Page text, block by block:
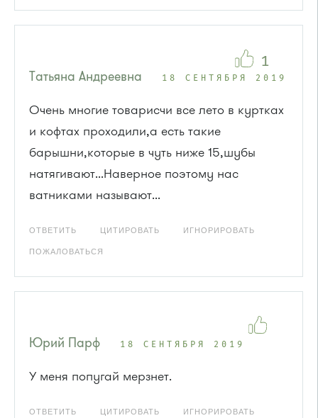
Татьяна Андреевна 18 СЕНТЯБРЯ 2019
Очень многие товарисчи все лето в куртках
и кофтах проходили,а есть такие
барышни,которые в чуть ниже 15,шубы
натягивают...Наверное поэтому нас
ватниками называют...
ОТВЕТИТЬ ЦИТИРОВАТЬ ИГНОРИРОВАТЬ
ПОЖАЛОВАТЬСЯ
1
Юрий Парф 18 СЕНТЯБРЯ 2019
У меня попугай мерзнет.
ОТВЕТИТЬ ЦИТИРОВАТЬ ИГНОРИРОВАТЬ